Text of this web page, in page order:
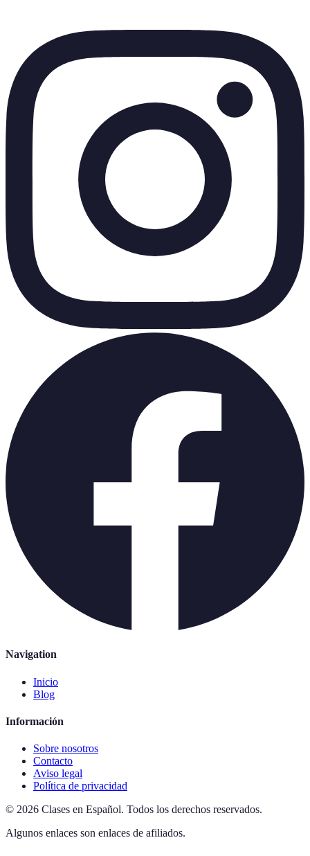
Navigation
Inicio
Blog
Información
Sobre nosotros
Contacto
Aviso legal
Política de privacidad
© 2026 Clases en Español. Todos los derechos reservados.
Algunos enlaces son enlaces de afiliados.